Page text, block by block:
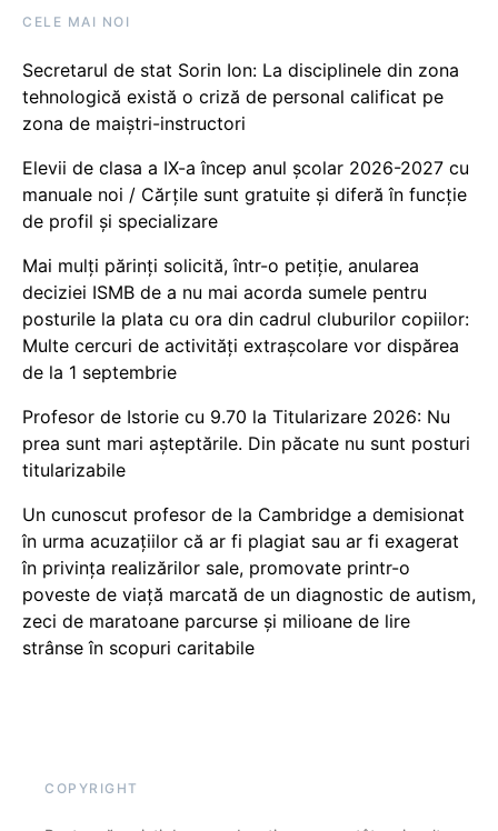
CELE MAI NOI
Secretarul de stat Sorin Ion: La disciplinele din zona
tehnologică există o criză de personal calificat pe
zona de maiștri-instructori
Elevii de clasa a IX-a încep anul școlar 2026-2027 cu
manuale noi / Cărțile sunt gratuite și diferă în funcție
de profil și specializare
Mai mulți părinți solicită, într-o petiție, anularea
deciziei ISMB de a nu mai acorda sumele pentru
posturile la plata cu ora din cadrul cluburilor copiilor:
Multe cercuri de activități extrașcolare vor dispărea
de la 1 septembrie
Profesor de Istorie cu 9.70 la Titularizare 2026: Nu
prea sunt mari așteptările. Din păcate nu sunt posturi
titularizabile
Un cunoscut profesor de la Cambridge a demisionat
în urma acuzațiilor că ar fi plagiat sau ar fi exagerat
în privința realizărilor sale, promovate printr-o
poveste de viață marcată de un diagnostic de autism,
zeci de maratoane parcurse și milioane de lire
strânse în scopuri caritabile
COPYRIGHT